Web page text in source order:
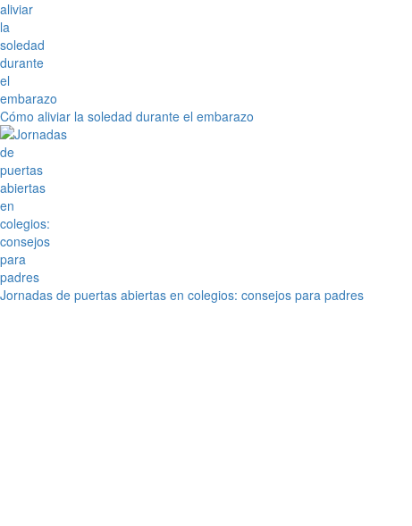
Cómo aliviar la soledad durante el embarazo
Jornadas de puertas abiertas en colegios: consejos para padres